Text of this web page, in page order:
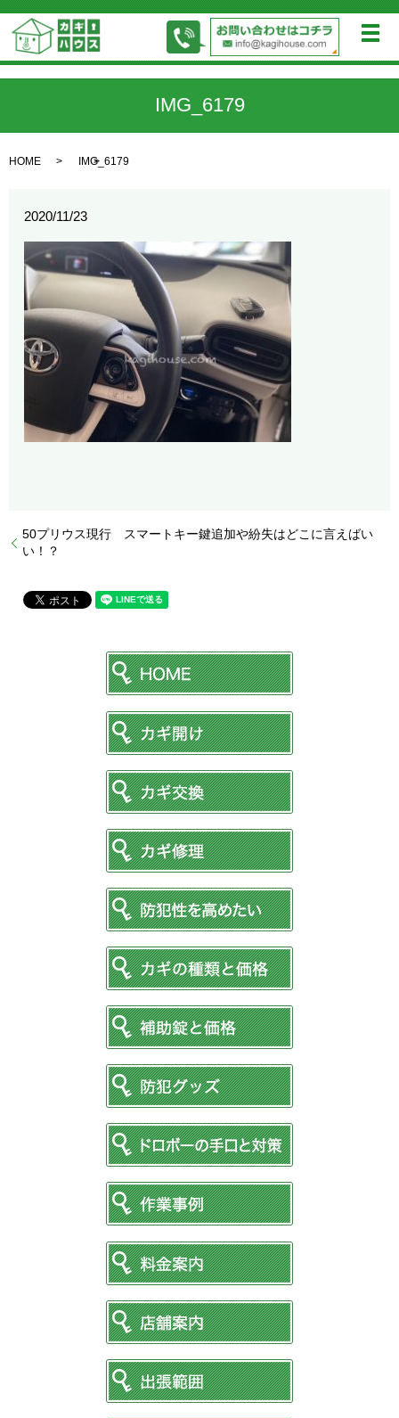
メ
IMG_6179
HOME IMG_6179
2020/11/23
50プリウス現行 スマートキー鍵追加や紛失はどこに言えばい
い！？